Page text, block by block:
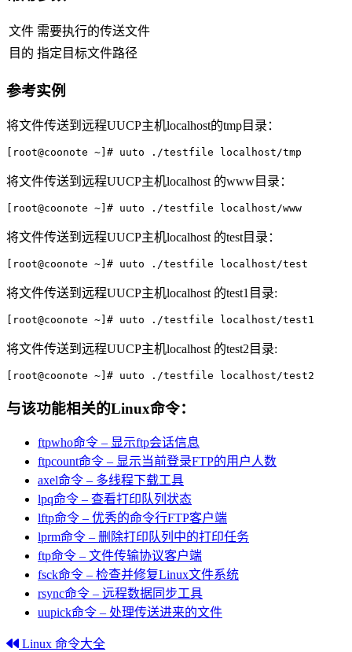
文件 需要执行的传送文件
目的 指定目标文件路径
参考实例
将文件传送到远程UUCP主机localhost的tmp目录：
[root@coonote ~]# uuto ./testfile localhost/tmp
将文件传送到远程UUCP主机localhost 的www目录：
[root@coonote ~]# uuto ./testfile localhost/www
将文件传送到远程UUCP主机localhost 的test目录：
[root@coonote ~]# uuto ./testfile localhost/test
将文件传送到远程UUCP主机localhost 的test1目录:
[root@coonote ~]# uuto ./testfile localhost/test1
将文件传送到远程UUCP主机localhost 的test2目录:
[root@coonote ~]# uuto ./testfile localhost/test2
与该功能相关的Linux命令：
ftpwho命令 – 显示ftp会话信息
ftpcount命令 – 显示当前登录FTP的用户人数
axel命令 – 多线程下载工具
lpq命令 – 查看打印队列状态
lftp命令 – 优秀的命令行FTP客户端
lprm命令 – 删除打印队列中的打印任务
ftp命令 – 文件传输协议客户端
fsck命令 – 检查并修复Linux文件系统
rsync命令 – 远程数据同步工具
uupick命令 – 处理传送进来的文件
Linux 命令大全